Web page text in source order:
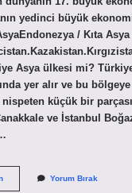
yedinci büyük
/ Kıta
Asya ülkesi mi?
yer alır ve bu
nispeten küçük bir
ve İstanbul
Endonezya Yorum Bırak